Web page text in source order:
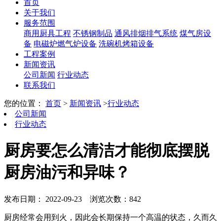
首页
关于我们
服务范围
商用厨具工程 不锈钢制品 通风排烟排气系统 煤气房设
备 电磁炉燃气炉设备 洗碗机烤箱设备
工程案例
新闻资讯
公司新闻 行业动态
联系我们
您的位置： 首页 > 新闻资讯 >行业动态
公司新闻
行业动态
厨房要怎么清洁才能彻底摆脱
厨房油污和异味？
发布日期： 2022-09-23 浏览次数：842
厨房经常会用到火，因此会长期保持一个高温的状态，久而久